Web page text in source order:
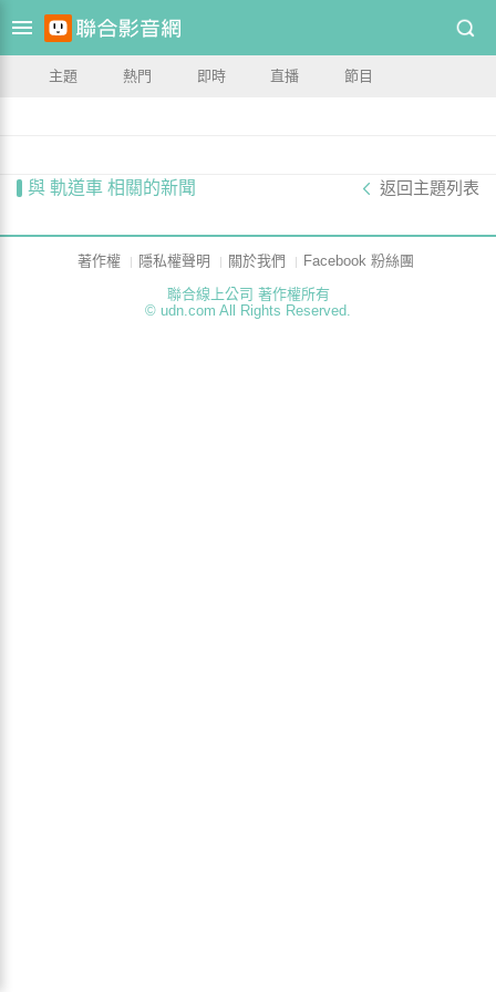
主題 熱門 即時 直播 節目
與 軌道車 相關的新聞 返回主題列表
著作權 隱私權聲明 關於我們
Facebook 粉絲團
聯合線上公司 著作權所有
© udn.com All Rights Reserved.